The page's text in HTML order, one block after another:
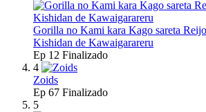
Gorilla no Kami kara Kago sareta
Kishidan de Kawaigarareru
Ep 12 Finalizado
4
Zoids
Ep 67 Finalizado
5